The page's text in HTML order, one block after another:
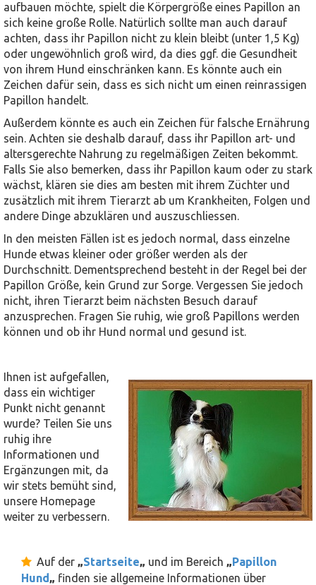
aufbauen möchte, spielt die Körpergröße eines Papillon an
sich keine große Rolle. Natürlich sollte man auch darauf
achten, dass ihr Papillon nicht zu klein bleibt (unter 1,5 Kg)
oder ungewöhnlich groß wird, da dies ggf. die Gesundheit
von ihrem Hund einschränken kann. Es könnte auch ein
Zeichen dafür sein, dass es sich nicht um einen reinrassigen
Papillon handelt.
Außerdem könnte es auch ein Zeichen für falsche Ernährung
sein. Achten sie deshalb darauf, dass ihr Papillon art- und
altersgerechte Nahrung zu regelmäßigen Zeiten bekommt.
Falls Sie also bemerken, dass ihr Papillon kaum oder zu stark
wächst, klären sie dies am besten mit ihrem Züchter und
zusätzlich mit ihrem Tierarzt ab um Krankheiten, Folgen und
andere Dinge abzuklären und auszuschliessen.
In den meisten Fällen ist es jedoch normal, dass einzelne
Hunde etwas kleiner oder größer werden als der
Durchschnitt. Dementsprechend besteht in der Regel bei der
Papillon Größe, kein Grund zur Sorge. Vergessen Sie jedoch
nicht, ihren Tierarzt beim nächsten Besuch darauf
anzusprechen. Fragen Sie ruhig, wie groß Papillons werden
können und ob ihr Hund normal und gesund ist.
Ihnen ist aufgefallen,
dass ein wichtiger
Punkt nicht genannt
wurde? Teilen Sie uns
ruhig ihre
Informationen und
Ergänzungen mit, da
wir stets bemüht sind,
unsere Homepage
weiter zu verbessern.
Auf der „Startseite„ und im Bereich „Papillon
Hund„ finden sie allgemeine Informationen über